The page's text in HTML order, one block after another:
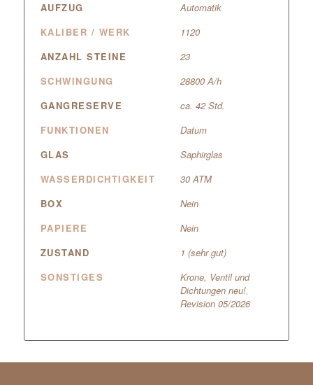
AUFZUG
Automatik
KALIBER / WERK
1120
ANZAHL STEINE
23
SCHWINGUNG
28800 A/h
GANGRESERVE
ca. 42 Std.
FUNKTIONEN
Datum
GLAS
Saphirglas
WASSERDICHTIGKEIT
30 ATM
BOX
Nein
PAPIERE
Nein
ZUSTAND
1 (sehr gut)
SONSTIGES
Krone, Ventil und
Dichtungen neu!,
Revision 05/2026